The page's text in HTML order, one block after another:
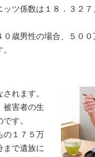
ツ係数は１８．３２
歳男性の場合、５００
れます。
被害者の生
す。
の１７５万
まで遺族に